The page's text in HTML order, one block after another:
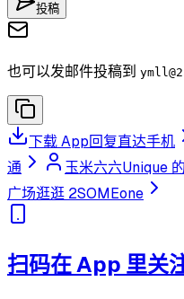
投稿
也可以发邮件投稿到 ymll
下载 App回复直达手机
通
玉米六六Unique
广场逛逛 2SOMEone
扫码在 App 里关